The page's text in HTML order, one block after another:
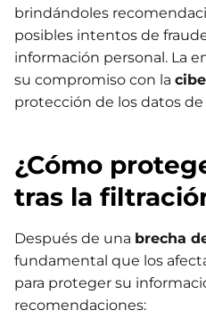
brindándoles
posibles intentos de
información personal. La
su compromiso con la
protección de los datos de
¿Cómo
tras la
Después de una brecha
fundamental que los
para proteger su
recomendaciones: